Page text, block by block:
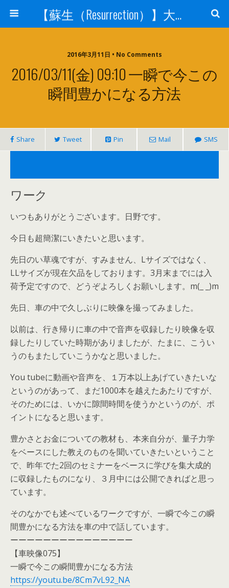
【蘇生（Resurrection）】大宇宙と人体の神秘を紐解く
2016年3月11日 • No Comments
2016/03/11(金) 09:10 一瞬で今この
瞬間豊かになる方法
Share Tweet Pin Mail SMS
ワーク
いつもありがとうございます。日野です。
今日も超簡潔にいきたいと思います。
先日のい草魂ですが、すみません、Lサイズではなく、
LLサイズが現在欠品をしております。3月末までには入
荷予定ですので、どうぞよろしくお願いします。m(_ _)m
先日、車の中で久しぶりに映像を撮ってみました。
以前は、行き帰りに車の中で音声を収録したり映像を収
録したりしていた時期がありましたが、たまに、こうい
うのもまたしていこうかなと思いました。
You tubeに動画や音声を、１万本以上あげていきたいな
というのがあって、まだ1000本を越えたあたりですが、
そのためには、いかに隙間時間を使うかというのが、ポ
イントになると思います。
豊かさとお金についての教材も、本来自分が、量子力学
をベースにした教えのものを聞いていきたいということ
で、昨年でた2回のセミナーをベースに学びを集大成的
に収録したものになり、３月中には公開できればと思っ
ています。
そのなかでも述べているワークですが、一瞬で今この瞬
間豊かになる方法を車の中で話しています。
ーーーーーーーーーーーーーーー
【車映像075】
一瞬で今この瞬間豊かになる方法
https://youtu.be/8Cm7vL92_NA